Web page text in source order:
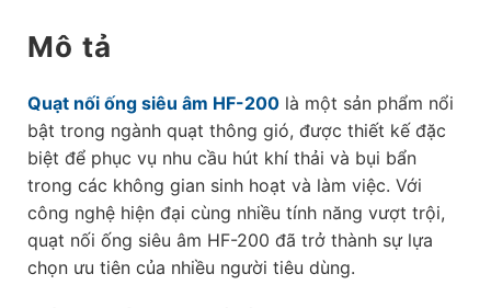
Mô tả
Quạt nối ống siêu âm HF-200 là một sản phẩm nổi
bật trong ngành quạt thông gió, được thiết kế đặc
biệt để phục vụ nhu cầu hút khí thải và bụi bẩn
trong các không gian sinh hoạt và làm việc. Với
công nghệ hiện đại cùng nhiều tính năng vượt trội,
quạt nối ống siêu âm HF-200 đã trở thành sự lựa
chọn ưu tiên của nhiều người tiêu dùng.